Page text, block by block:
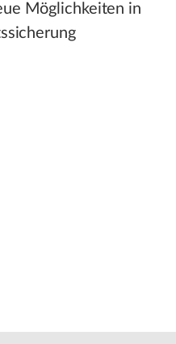
Möglichkeiten in